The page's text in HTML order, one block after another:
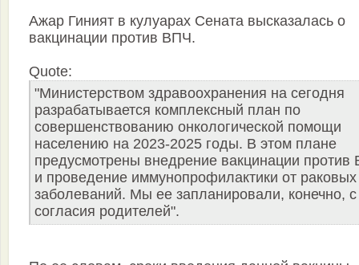
Ажар Гиният в кулуарах Сената высказалась о
вакцинации против ВПЧ.
Quote:
"Министерством здравоохранения на сегодня
разрабатывается комплексный план по
совершенствованию онкологической помощи
населению на 2023-2025 годы. В этом плане
предусмотрены внедрение вакцинации против
и проведение иммунопрофилактики от раковых
заболеваний. Мы ее запланировали, конечно, с
согласия родителей".